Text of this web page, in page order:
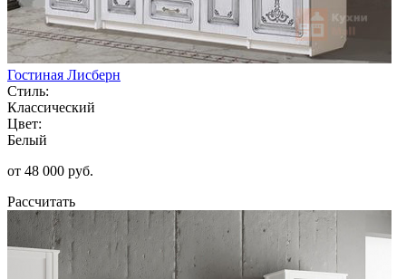
Гостиная Лисберн
Стиль:
Классический
Цвет:
Белый
от 48 000 руб.
Рассчитать